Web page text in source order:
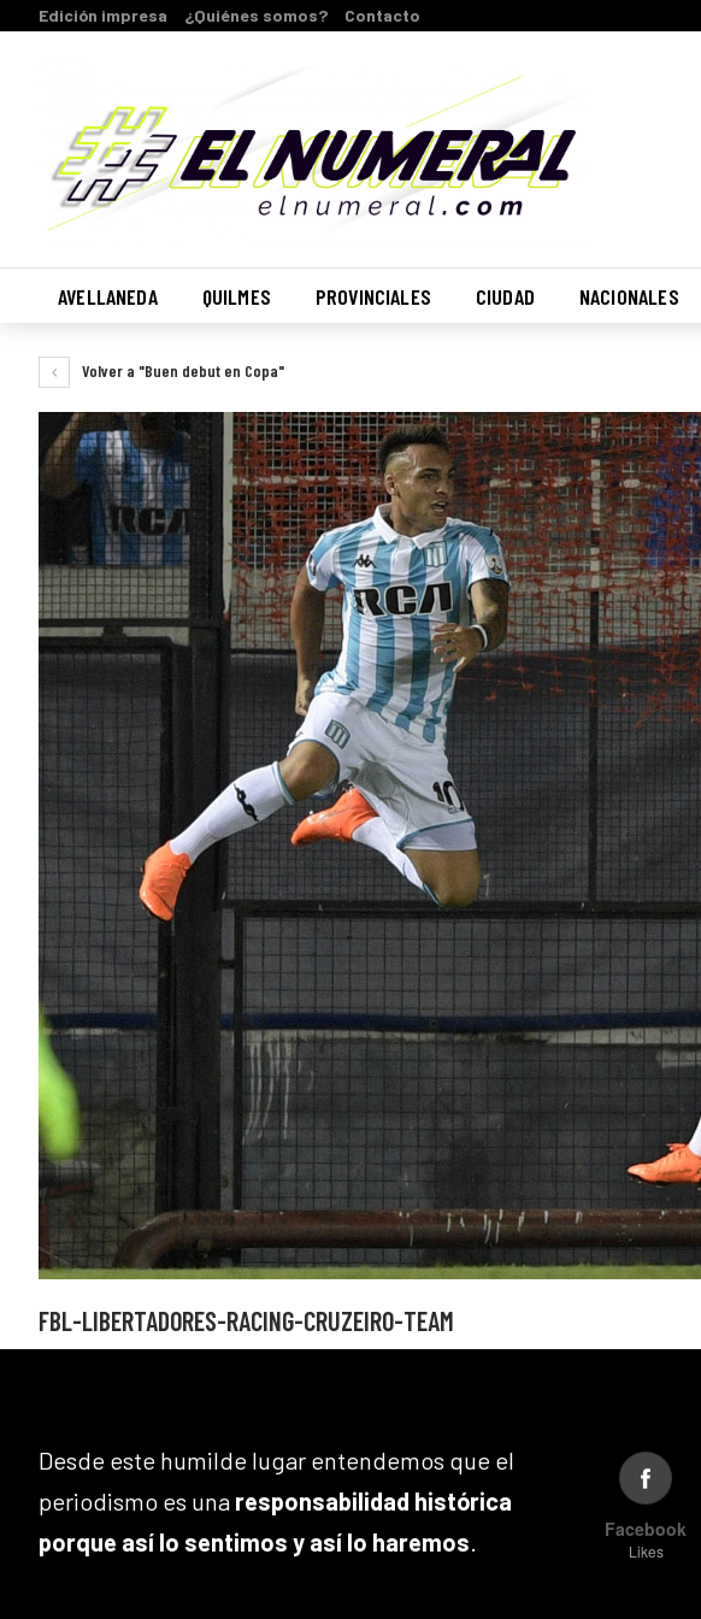
Edición impresa ¿Quiénes somos? Contacto
AVELLANEDA QUILMES PROVINCIALES CIUDAD NACIONALES
Volver a "Buen debut en Copa"
FBL-LIBERTADORES-RACING-CRUZEIRO-TEAM
Desde este humilde lugar entendemos que el
periodismo es una responsabilidad histórica
porque así lo sentimos y así lo haremos. Facebook
Likes